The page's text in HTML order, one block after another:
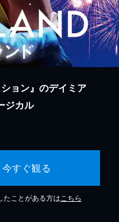
ョン』のデイミア
ジカル
すぐ観る
たことがある方は こちら